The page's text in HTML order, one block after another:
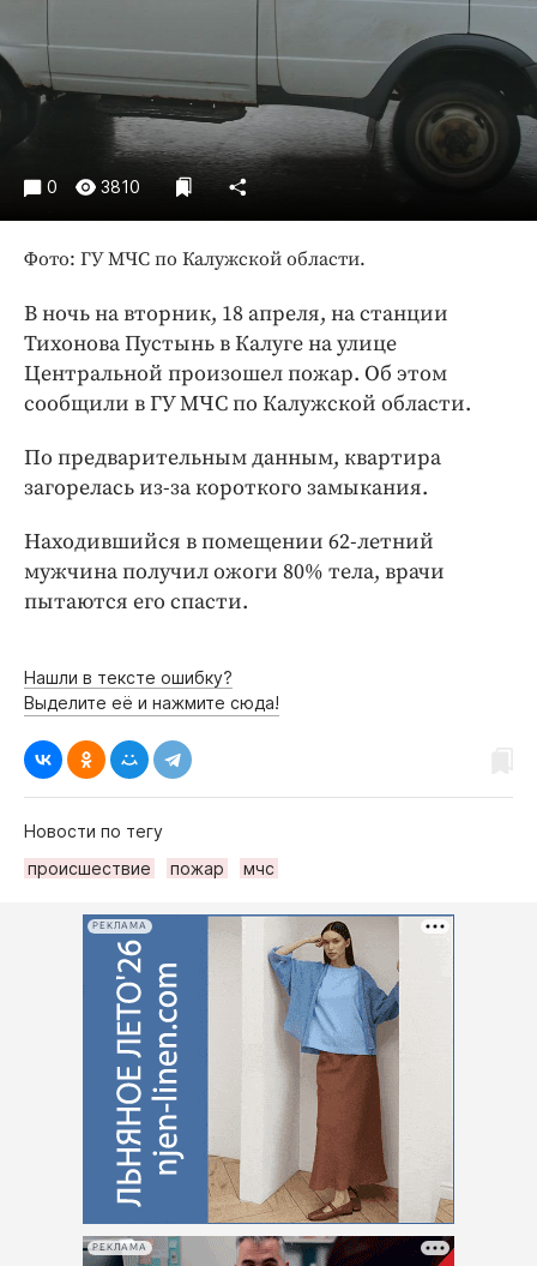
Блоги
Издания
Медиаперсона
Интересное чтиво
Клиника года
Работодатель года
0 3810
Фото: ГУ МЧС по Калужской области.
В ночь на вторник, 18 апреля, на станции
Тихонова Пустынь в Калуге на улице
Центральной произошел пожар. Об этом
сообщили в ГУ МЧС по Калужской области.
По предварительным данным, квартира
загорелась из-за короткого замыкания.
Находившийся в помещении 62-летний
мужчина получил ожоги 80% тела, врачи
пытаются его спасти.
Нашли в тексте ошибку?
Выделите её и нажмите сюда!
Новости по тегу
происшествие
пожар мчс
РЕКЛАМА
РЕКЛАМА